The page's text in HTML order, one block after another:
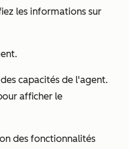
les informations sur
capacités de l'agent.
afficher le
des fonctionnalités